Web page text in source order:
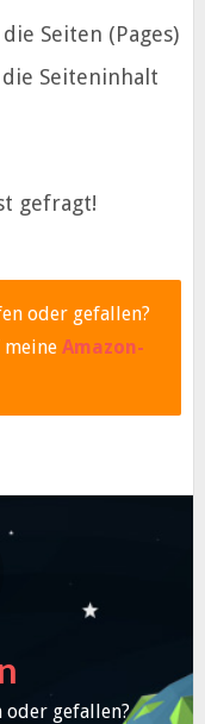
Seiten (Pages)
Seiteninhalt
gefragt!
oder gefallen?
Amazon-
gefallen?